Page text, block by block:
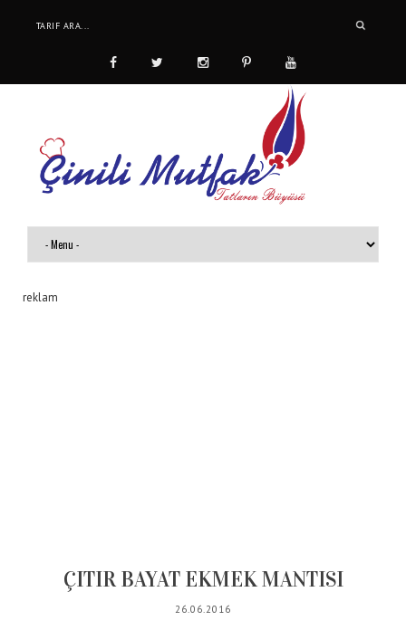
reklam
ÇITIR BAYAT EKMEK MANTISI
26.06.2016